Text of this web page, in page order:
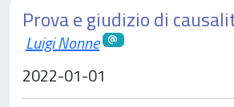
Prova e giudizio di
Luigi Nonne
2022-01-01